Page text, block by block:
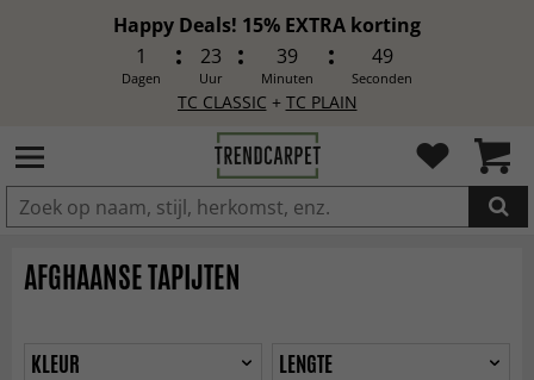
Happy Deals! 15% EXTRA korting
1
Dagen
23
Uur
39
Minuten
47
Seconden
TC CLASSIC + TC PLAIN
IN DE WINKELWAGEN GELEGD
AFGHAANSE TAPIJTEN
KLEUR
LENGTE